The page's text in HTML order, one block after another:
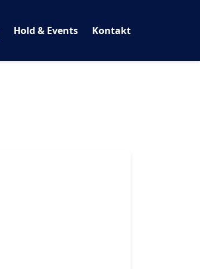
Hold & Events Kontakt